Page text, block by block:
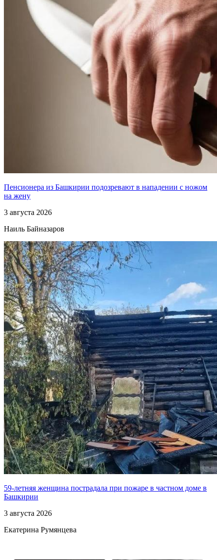
Пенсионера из Башкирии подозревают в нападении с ножом
на жену
3 августа 2026
Наиль Байназаров
59-летняя женщина пострадала при пожаре в частном доме в
Башкирии
3 августа 2026
Екатерина Румянцева